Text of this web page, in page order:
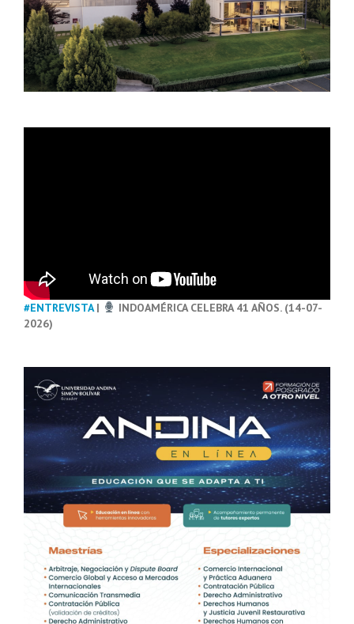
#ENTREVISTA|
INDOAMÉRICA CELEBRA 41 AÑOS. (14-07-
2026)